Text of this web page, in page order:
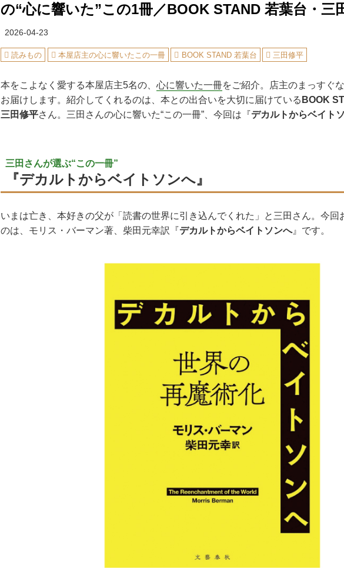
の“心に響いた”この1冊／BOOK STAND 若葉台・三
2026-04-23
読みもの 本屋店主の心に響いたこの一冊 BOOK STAND 若葉台 三田修平
本をこよなく愛する本屋店主5名の、 心に響いた一冊をご紹介。店主のまっすぐ
お届けします。紹介してくれるのは、本との出合いを大切に届けている BOOK
三田修平さん。三田さんの心に響いた“この一冊”、今回は『デカルトからベイト
三田さんが選ぶ“この一冊”
『デカルトからベイトソンへ』
いまは亡き、本好きの父が「読書の世界に引き込んでくれた」と三田さん。今回
のは、モリス・バーマン著、柴田元幸訳『デカルトからベイトソンへ』です。